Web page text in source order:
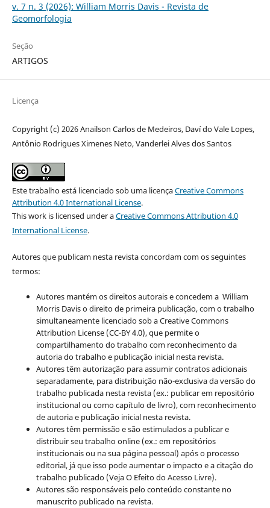
v. 7 n. 3 (2026): William Morris Davis - Revista de
Geomorfologia
Seção
ARTIGOS
Licença
Copyright (c) 2026 Anailson Carlos de Medeiros, Daví do Vale Lopes,
Antônio Rodrigues Ximenes Neto, Vanderlei Alves dos Santos
Este trabalho está licenciado sob uma licençaCreative Commons
Attribution 4.0 International License.
This work is licensed under aCreative Commons Attribution 4.0
International License.
Autores que publicam nesta revista concordam com os seguintes
termos:
Autores mantém os direitos autorais e concedem a William
Morris Davis o direito de primeira publicação, com o trabalho
simultaneamente licenciado sob a Creative Commons
Attribution License (CC-BY 4.0), que permite o
compartilhamento do trabalho com reconhecimento da
autoria do trabalho e publicação inicial nesta revista.
Autores têm autorização para assumir contratos adicionais
separadamente, para distribuição não-exclusiva da versão do
trabalho publicada nesta revista (ex.: publicar em repositório
institucional ou como capítulo de livro), com reconhecimento
de autoria e publicação inicial nesta revista.
Autores têm permissão e são estimulados a publicar e
distribuir seu trabalho online (ex.: em repositórios
institucionais ou na sua página pessoal) após o processo
editorial, já que isso pode aumentar o impacto e a citação do
trabalho publicado (Veja O Efeito do Acesso Livre).
Autores são responsáveis pelo conteúdo constante no
manuscrito publicado na revista.